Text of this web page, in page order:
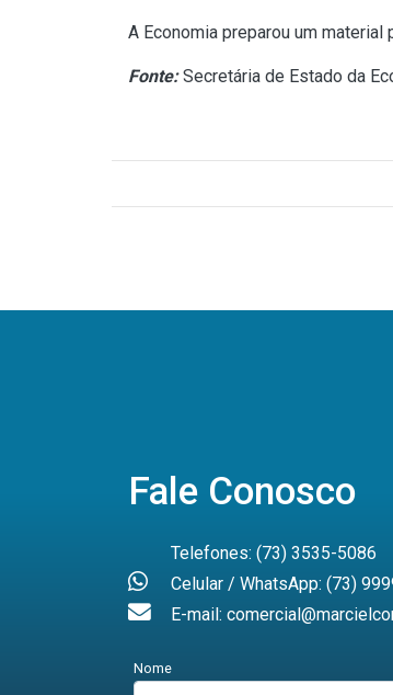
A Economia preparou um material
Fonte:Secretária de Estado da
Fale Conosco
Telefones: (73) 3535-5086
Celular / WhatsApp: (73)
E-mail:
Nome